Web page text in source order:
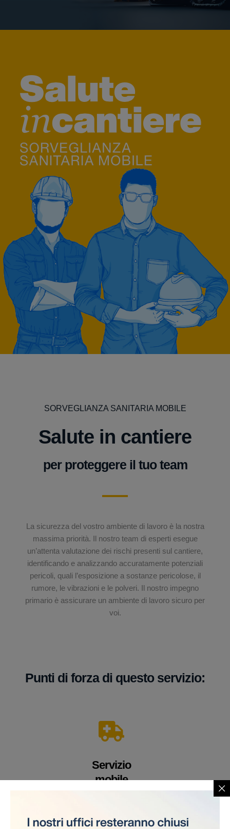
SORVEGLIANZA SANITARIA MOBILE
Salute in cantiere
per proteggere il tuo team
La sicurezza del vostro ambiente di lavoro è la nostra
massima priorità. Il nostro team di esperti esegue
un’attenta valutazione dei rischi presenti sul cantiere,
identificando e analizzando accuratamente potenziali
pericoli, quali l’esposizione a sostanze pericolose, il
rumore, le vibrazioni e le polveri. Il nostro impegno
primario è assicurare un ambiente di lavoro sicuro per
voi.
Punti di forza di questo servizio:
Servizio
mobile
nostri servizi direttamente sul cantiere, eliminando la